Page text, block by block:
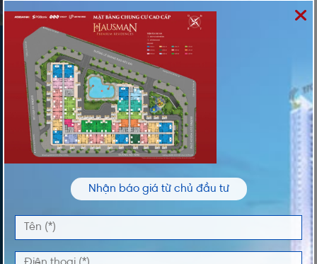
ĐĂNG KÝ NHẬN THÔNG TIN
Vui lòng nhập thông tin của bạn để nhận thông
tin Giá và Giỏ Hàng độc quyền từ chúng tôi
TÊN *
ĐIỆN THOẠI * Nhận báo giá từ chủ đầu tư